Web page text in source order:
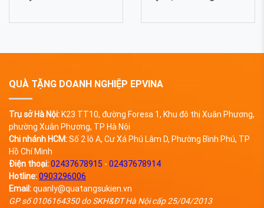
QUÀ TẶNG DOANH NGHIỆP EPVINA
Trụ sở Hà Nội:K23 TT10, đường Foresa 1, Khu đô thị Xuân Phương,
phường Xuân Phương, TP Hà Nội
Chi nhánh HCM:Số 2 lô A, Cư Xá Phú Lâm D, Phường Bình Phú, TP
Hồ Chí Minh
Điện thoại:02437678915 - 02437678914
Hotline:0903296006
Email:quanly@quatangsukien.vn
GP số 0106164350 do SKH&ĐT Hà Nội cấp 25/04/2013